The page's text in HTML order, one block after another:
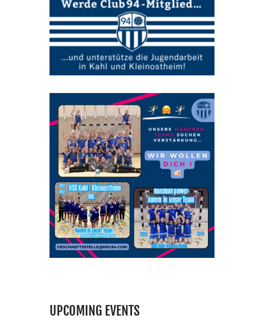
UPCOMING EVENTS